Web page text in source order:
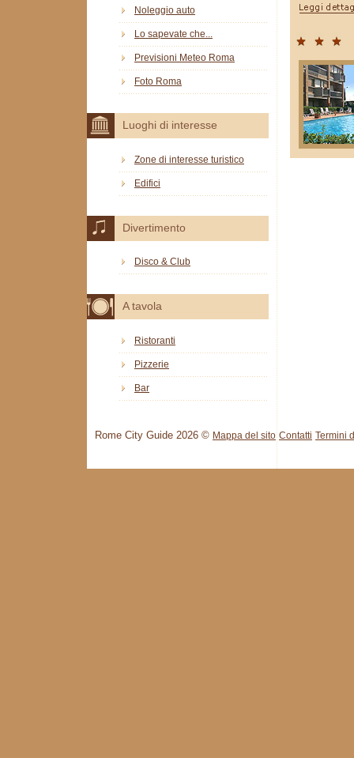
Noleggio auto
Lo sapevate che...
Previsioni Meteo Roma
Foto Roma
Luoghi di interesse
Zone di interesse turistico
Edifici
Divertimento
Disco & Club
A tavola
Ristoranti
Pizzerie
Bar
Rome City Guide 2026 © Mappa del sito Contatti Termini